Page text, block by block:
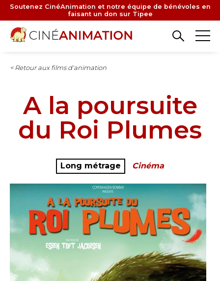
Aller
contenu
principal
Soutenez CinéAnimation et notre équipe de bénévoles en
faisant un don sur Tipee
< Retour aux films d'animation
A la poursuite
du Roi Plumes
Long métrage Cinéma